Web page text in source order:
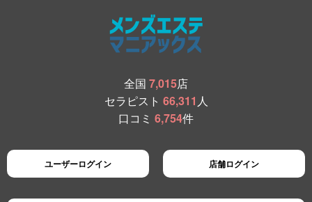
全国 7,015店
セラピスト 66,311 人
口コミ 6,754件
ユーザーログイン 店舗ログイン